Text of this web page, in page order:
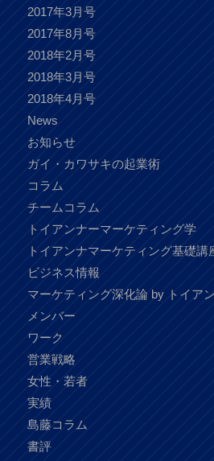
2017年3月号
2017年8月号
2018年2月号
2018年3月号
2018年4月号
News
お知らせ
ガイ・カワサキの起業術
コラム
チームコラム
トイアンナーマーケティング学
トイアンナマーケティング基礎講
ビジネス情報
マーケティング深化論 by トイア
メンバー
ワーク
営業戦略
女性・若者
実績
島藤コラム
書評